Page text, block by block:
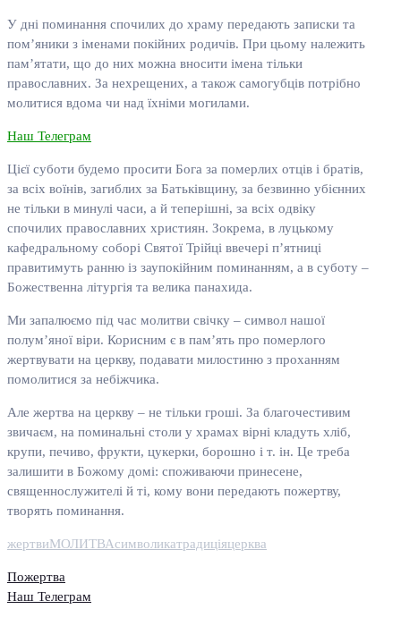
У дні поминання спочилих до храму передають записки та
пом’яники з іменами покійних родичів. При цьому належить
пам’ятати, що до них можна вносити імена тільки
православних. За нехрещених, а також самогубців потрібно
молитися вдома чи над їхніми могилами.
Наш Телеграм
Цієї суботи будемо просити Бога за померлих отців і братів,
за всіх воїнів, загиблих за Батьківщину, за безвинно убієнних
не тільки в минулі часи, а й теперішні, за всіх одвіку
спочилих православних християн. Зокрема, в луцькому
кафедральному соборі Святої Трійці ввечері п’ятниці
правитимуть ранню із заупокійним поминанням, а в суботу –
Божественна літургія та велика панахида.
Ми запалюємо під час молитви свічку – символ нашої
полум’яної віри. Корисним є в пам’ять про померлого
жертвувати на церкву, подавати милостиню з проханням
помолитися за небіжчика.
Але жертва на церкву – не тільки гроші. За благочестивим
звичаєм, на поминальні столи у храмах вірні кладуть хліб,
крупи, печиво, фрукти, цукерки, борошно і т. ін. Це треба
залишити в Божому домі: споживаючи принесене,
священнослужителі й ті, кому вони передають пожертву,
творять поминання.
жертвиМОЛИТВАсимволикатрадиціяцерква
Пожертва
Наш Телеграм